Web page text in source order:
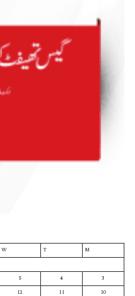
M
T
W
3
4
5
10
11
12